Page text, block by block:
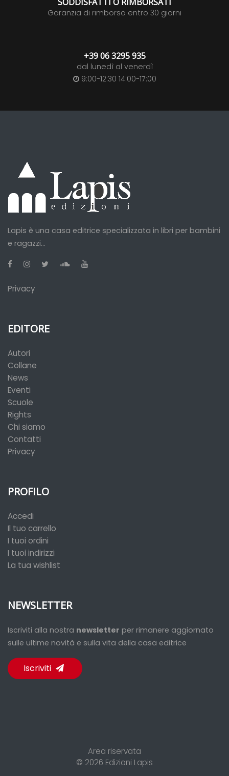
Garanzia di rimborso entro 30 giorni
+39 06 3295 935
dal lunedì al venerdì
9:00-12:30 14:00-17:00
Lapis è una casa editrice specializzata in libri per bambini
e ragazzi...
Privacy
EDITORE
Autori
Collane
News
Eventi
Scuole
Rights
Chi siamo
Contatti
Privacy
PROFILO
Accedi
Il tuo carrello
I tuoi ordini
I tuoi indirizzi
La tua wishlist
NEWSLETTER
Iscriviti alla nostra newsletter per rimanere aggiornato
sulle ultime novità e sulla vita della casa editrice
Iscriviti
Area riservata
© 2026 Edizioni Lapis